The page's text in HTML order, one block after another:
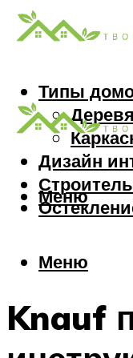
Типы
Дизайн
Меню
Меню
Knauf